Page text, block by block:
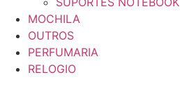
MOCHILA
OUTROS
PERFUMARIA
RELOGIO